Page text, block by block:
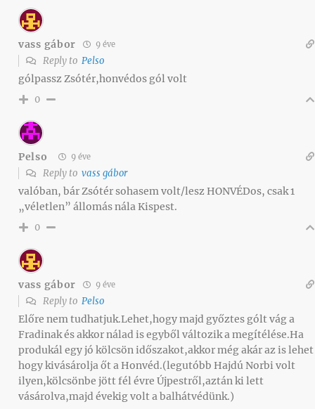
vass gábor 9 éve
Reply to Pelso
gólpassz Zsótér,honvédos gól volt
0
Pelso 9 éve
Reply to vass gábor
valóban, bár Zsótér sohasem volt/lesz HONVÉDos, csak 1
„véletlen” állomás nála Kispest.
0
vass gábor 9 éve
Reply to Pelso
Előre nem tudhatjuk.Lehet,hogy majd győztes gólt vág a
Fradinak és akkor nálad is egyből változik a megítélése.Ha
produkál egy jó kölcsön időszakot,akkor még akár az is lehet
hogy kivásárolja őt a Honvéd.(legutóbb Hajdú Norbi volt
ilyen,kölcsönbe jött fél évre Újpestről,aztán ki lett
vásárolva,majd évekig volt a balhátvédünk.)